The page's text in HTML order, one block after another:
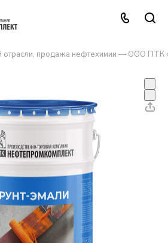
отрасли, продажа нефтехимии — ООО ПТК